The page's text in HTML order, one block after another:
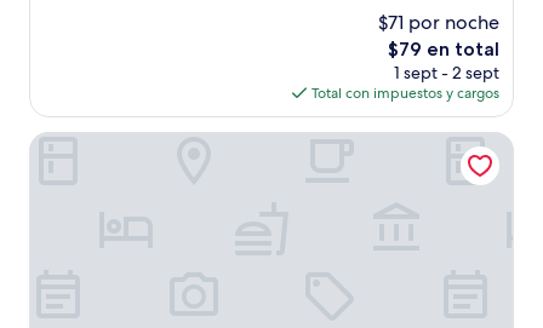
$71 por noche
El
precio
actual
es
de
$79 en total
1 sept - 2 sept
Total con impuestos y cargos
XO Residence